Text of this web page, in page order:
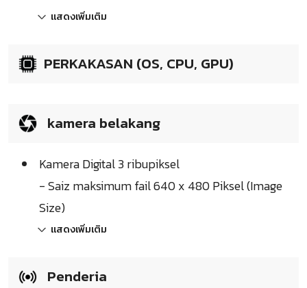
แสดงเพิ่มเติม
PERKAKASAN (OS, CPU, GPU)
kamera belakang
Kamera Digital 3 ribupiksel
- Saiz maksimum fail 640 x 480 Piksel (Image
Size)
แสดงเพิ่มเติม
Penderia